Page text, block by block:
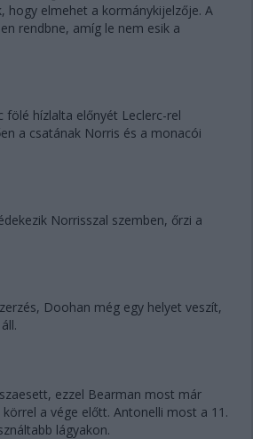
hogy elmehet a kormánykijelzője. A
rendbne, amíg le nem esik a
fölé hízlalta előnyét Leclerc-rel
a csatának Norris és a monacói
Norrisszal szemben, őrzi a
Doohan még egy helyet veszít,
ezzel Bearman most már
a vége előtt. Antonelli most a 11.
lágyakon.